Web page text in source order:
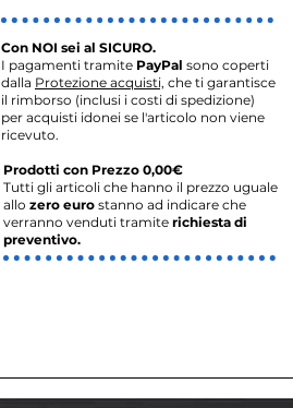
Con NOI sei al SICURO.
I pagamenti tramite PayPal sono coperti
dalla Protezione acquisti, che ti garantisce
il rimborso (inclusi i costi di spedizione)
per acquisti idonei se l'articolo non viene
ricevuto.
Prodotti con Prezzo 0,00€
Tutti gli articoli che hanno il prezzo uguale
allo zero euro stanno ad indicare che
verranno venduti tramite richiesta di
preventivo.